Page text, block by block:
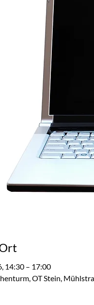
14:30 – 17:00
OT Stein,